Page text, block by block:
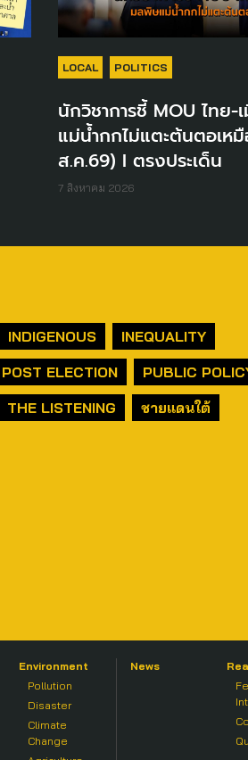
LOCAL POLITICS
นักวิชาการชี้ MOU ไทย
แม่น้ำกกไม่แตะต้นตอเห
ส.ค.69) I ตรงประเด็น
7 สิงหาคม 2026
INDIGENOUS
INEQUALITY
POST ELECTION
PUBLIC
THE LISTENING
ชายแดนใต้
Environment
Pollution
Disaster
Climate
Change
News